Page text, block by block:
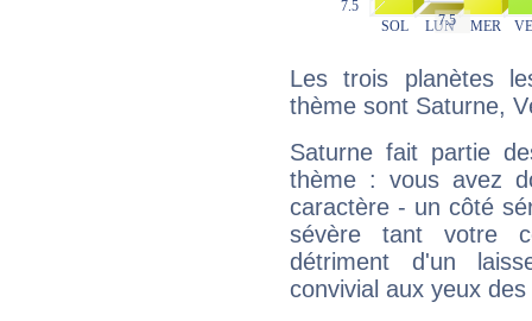
Les trois planètes
thème sont Saturne,
Saturne fait partie
thème : vous avez
caractère - un côté
sévère tant votre
détriment d'un
convivial aux yeux